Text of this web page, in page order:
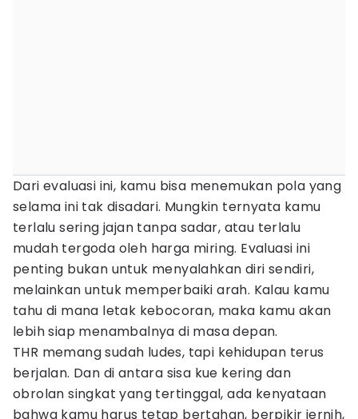
Dari evaluasi ini, kamu bisa menemukan pola yang
selama ini tak disadari. Mungkin ternyata kamu
terlalu sering jajan tanpa sadar, atau terlalu
mudah tergoda oleh harga miring. Evaluasi ini
penting bukan untuk menyalahkan diri sendiri,
melainkan untuk memperbaiki arah. Kalau kamu
tahu di mana letak kebocoran, maka kamu akan
lebih siap menambalnya di masa depan.
THR memang sudah ludes, tapi kehidupan terus
berjalan. Dan di antara sisa kue kering dan
obrolan singkat yang tertinggal, ada kenyataan
bahwa kamu harus tetap bertahan, berpikir jernih,